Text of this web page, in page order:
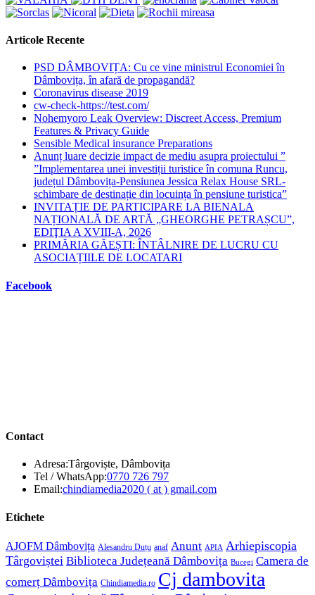
Articole Recente
PSD DÂMBOVIȚA: Cu ce vine ministrul Economiei în
Dâmbovița, în afară de propagandă?
Coronavirus disease 2019
cw-check-https://test.com/
Nohemyoro Leak Overview: Discreet Access, Premium
Features & Privacy Guide
Sensible Medical insurance Preparations
Anunț luare decizie impact de mediu asupra proiectului ”
”Implementarea unei investiții turistice în comuna Runcu,
județul Dâmbovița-Pensiunea Jessica Relax House SRL-
schimbare de destinație din locuința în pensiune turistica”
INVITAȚIE DE PARTICIPARE LA BIENALA
NAȚIONALĂ DE ARTĂ „GHEORGHE PETRAȘCU”,
EDIŢIA A XVIII-A, 2026
PRIMĂRIA GĂEȘTI: ÎNTÂLNIRE DE LUCRU CU
ASOCIAȚIILE DE LOCATARI
Facebook
Contact
Adresa:Târgoviște, Dâmbovița
Tel / WhatsApp:0770 726 797Opens
in
Email:chindiamedia2020 ( at ) gmail.comOpens
Etichete
AJOFM Dâmbovița Alesandru Duțu anaf Anunt APIA Arhiepiscopia
Târgoviștei Biblioteca Județeană Dâmbovița Bucegi Camera de
comerț Dâmbovița Chindiamedia.ro Cj dambovita